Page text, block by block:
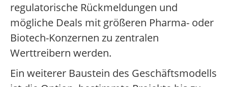
regulatorische Rückmeldungen und
mögliche Deals mit größeren Pharma- oder
Biotech-Konzernen zu zentralen
Werttreibern werden.
Ein weiterer Baustein des Geschäftsmodells